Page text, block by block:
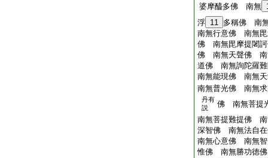
婆摩醯多佛 南無
浮 11 多稱佛 南
南無行意佛 南無
佛 南無毘摩提闍
佛 南無天聲佛 南
道佛 南無詢陀羅
南無能現佛 南無
南無普光佛 南無
丹有
説
佛 南無菩提
南無菩提難提佛
深智佛 南無法自
南無心意佛 南無
惟佛 南無勝功徳